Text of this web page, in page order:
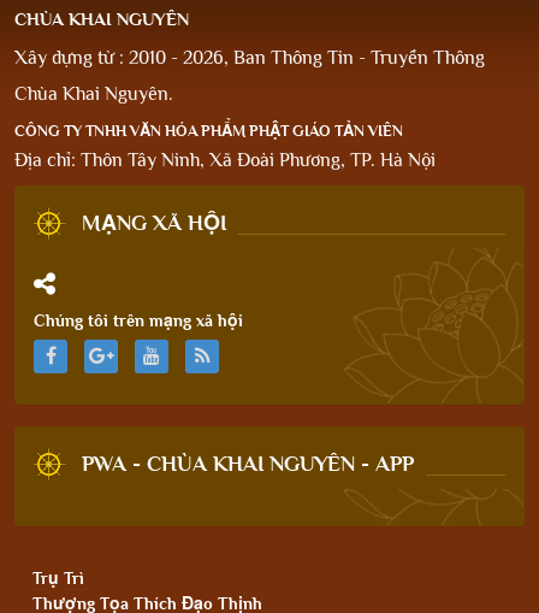
CHÙA KHAI NGUYÊN
Xây dựng từ : 2010 - 2026, Ban Thông Tin - Truyền Thông
Chùa Khai Nguyên.
CÔNG TY TNHH VĂN HÓA PHẨM PHẬT GIÁO TẢN VIÊN
Địa chỉ: Thôn Tây Ninh, Xã Đoài Phương, TP. Hà Nội
MẠNG XÃ HỘI
Chúng tôi trên mạng xã hội
PWA - CHÙA KHAI NGUYÊN - APP
Trụ Trì
Thượng Tọa Thích Đạo Thịnh